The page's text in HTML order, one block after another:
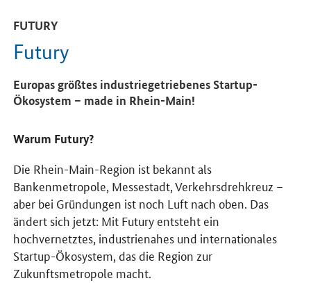
FUTURY
Futury
Europas größtes industriegetriebenes Startup-
Ökosystem – made in Rhein-Main!
Warum Futury?
Die Rhein-Main-Region ist bekannt als
Bankenmetropole, Messestadt, Verkehrsdrehkreuz –
aber bei Gründungen ist noch Luft nach oben. Das
ändert sich jetzt: Mit Futury entsteht ein
hochvernetztes, industrienahes und internationales
Startup-Ökosystem, das die Region zur
Zukunftsmetropole macht.